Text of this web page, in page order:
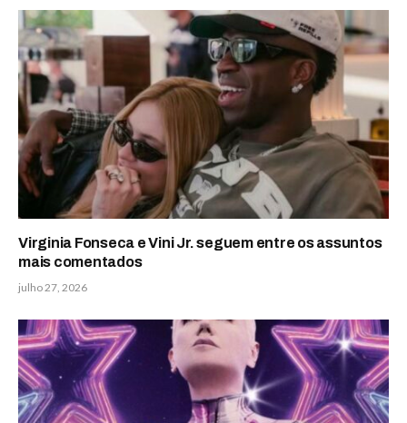
Virginia Fonseca e Vini Jr. seguem entre os assuntos
mais comentados
julho 27, 2026